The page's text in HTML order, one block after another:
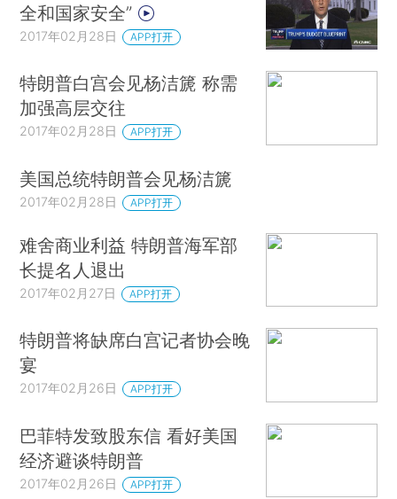
全和国家安全”
2017年02月28日 APP打开
特朗普白宫会见杨洁篪 称需
加强高层交往
2017年02月28日 APP打开
美国总统特朗普会见杨洁篪
2017年02月28日 APP打开
难舍商业利益 特朗普海军部
长提名人退出
2017年02月27日 APP打开
特朗普将缺席白宫记者协会晚
宴
2017年02月26日 APP打开
巴菲特发致股东信 看好美国
经济避谈特朗普
2017年02月26日 APP打开